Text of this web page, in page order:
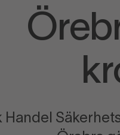
Handel